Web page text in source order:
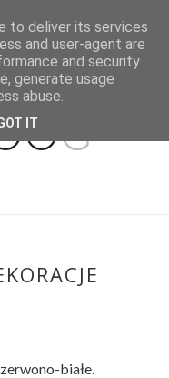
białe.
to deliver its services
and user-agent are
and security
generate usage
abuse.
IT